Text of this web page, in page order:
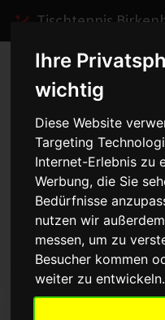
Ihre
wichtig
Diese Website
Targeting
Internet-Erlebnis zu
Werbung, die Sie
Bedürfnisse
nutzen wir
messen, um zu
Besucher kommen
weiter zu entwickeln.
Tischtennis
Home Spiele 2007/
Spielbericht anzeigen
Jungen II -
Dürkheim
23.02.2008 14:30
DerTTC Bad Dürkheim 2